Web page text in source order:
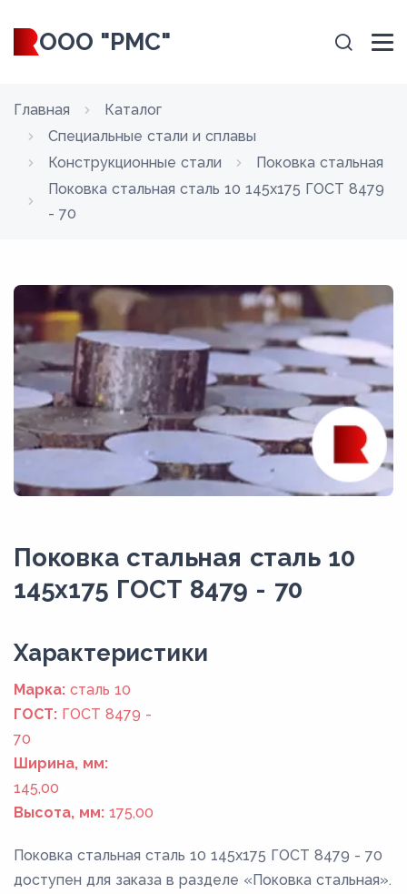
ООО "РМС"
Главная
Каталог
Специальные стали и сплавы
Конструкционные стали
Поковка стальная
Поковка стальная сталь 10 145x175 ГОСТ 8479
- 70
Поковка стальная сталь 10
145x175 ГОСТ 8479 - 70
Xарактеристики
Марка: сталь 10
ГОСТ: ГОСТ 8479 -
70
Ширина, мм:
145,00
Высота, мм: 175,00
Поковка стальная сталь 10 145x175 ГОСТ 8479 - 70
доступен для заказа в разделе «Поковка стальная».